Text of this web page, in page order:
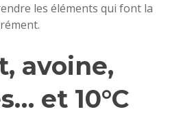
les éléments qui font la
avoine,
et 10°C